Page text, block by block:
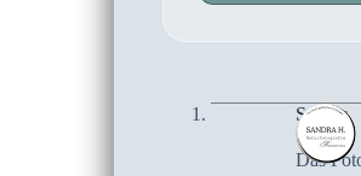
Sandra
Das